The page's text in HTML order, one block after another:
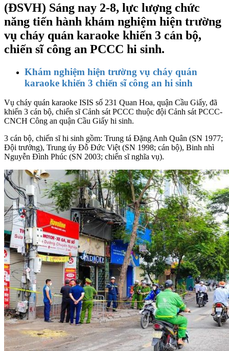
(ĐSVH) Sáng nay 2-8, lực lượng chức
năng tiến hành khám nghiệm hiện trường
vụ cháy quán karaoke khiến 3 cán bộ,
chiến sĩ công an PCCC hi sinh.
Khám nghiệm hiện trường vụ cháy quán
karaoke khiến 3 chiến sĩ công an hi sinh
Vụ cháy quán karaoke ISIS số 231 Quan Hoa, quận Cầu Giấy, đã
khiến 3 cán bộ, chiến sĩ Cảnh sát PCCC thuộc đội Cảnh sát PCCC-
CNCH Công an quận Cầu Giấy hi sinh.
3 cán bộ, chiến sĩ hi sinh gồm: Trung tá Đặng Anh Quân (SN 1977;
Đội trưởng), Trung úy Đỗ Đức Việt (SN 1998; cán bộ), Binh nhì
Nguyễn Đình Phúc (SN 2003; chiến sĩ nghĩa vụ).